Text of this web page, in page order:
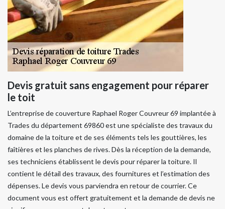
Devis gratuit sans engagement pour réparer
le toit
L’entreprise de couverture Raphael Roger Couvreur 69 implantée à
Trades du département 69860 est une spécialiste des travaux du
domaine de la toiture et de ses éléments tels les gouttières, les
faîtières et les planches de rives. Dès la réception de la demande,
ses techniciens établissent le devis pour réparer la toiture. Il
contient le détail des travaux, des fournitures et l’estimation des
dépenses. Le devis vous parviendra en retour de courrier. Ce
document vous est offert gratuitement et la demande de devis ne